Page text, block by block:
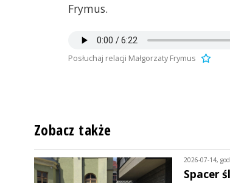
Frymus.
Posłuchaj relacji Małgorzaty Frymus
Zobacz także
2026-07-14,
Spacer